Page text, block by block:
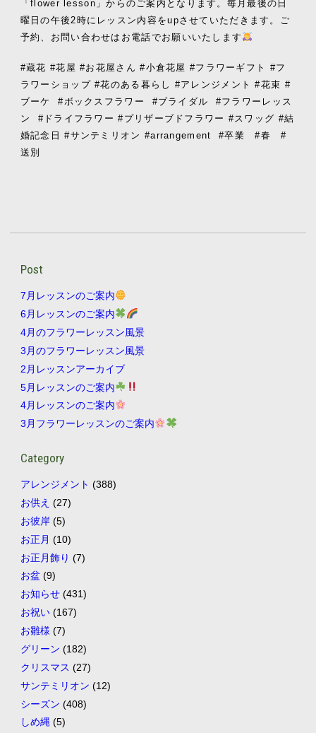
「flower lesson」からのご案内となります。毎月最後の日
曜日の午後2時にレッスン内容をupさせていただきます。ご
予約、お問い合わせはお電話でお願いいたします
#蔵花 #花屋 #お花屋さん #小倉花屋 #フラワーギフト #フ
ラワーショップ #花のある暮らし #アレンジメント #花束 #
ブーケ
#ボックスフラワー #ブライダル
#フラワーレッス
ン
#ドライフラワー #プリザーブドフラワー #スワッグ #結
婚記念日 #サンテミリオン #arrangement
#卒業 #春 #
送別
Post
7月レッスンのご案内
6月レッスンのご案内
4月のフラワーレッスン風景
3月のフラワーレッスン風景
2月レッスンアーカイブ
5月レッスンのご案内
4月レッスンのご案内
3月フラワーレッスンのご案内
Category
アレンジメント (388)
お供え (27)
お彼岸(5)
お正月 (10)
お正月飾り (7)
お盆 (9)
お知らせ(431)
お祝い(167)
お雛様 (7)
グリーン (182)
クリスマス (27)
サンテミリオン (12)
シーズン (408)
しめ縄(5)